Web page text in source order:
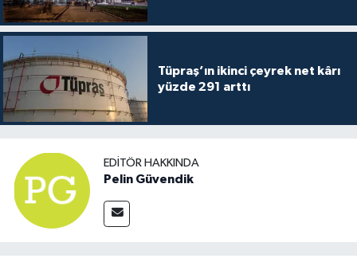
Tüpraş’ın ikinci çeyrek net kârı
yüzde 291 arttı
EDITÖR HAKKINDA
Pelin Güvendik